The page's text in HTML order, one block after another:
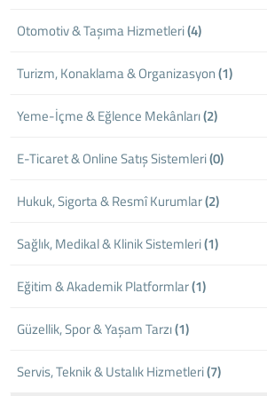
Otomotiv & Taşıma Hizmetleri(4)
Turizm, Konaklama & Organizasyon(1)
Yeme-İçme & Eğlence Mekânları(2)
E-Ticaret & Online Satış Sistemleri(0)
Hukuk, Sigorta & Resmî Kurumlar(2)
Sağlık, Medikal & Klinik Sistemleri(1)
Eğitim & Akademik Platformlar(1)
Güzellik, Spor & Yaşam Tarzı(1)
Servis, Teknik & Ustalık Hizmetleri(7)